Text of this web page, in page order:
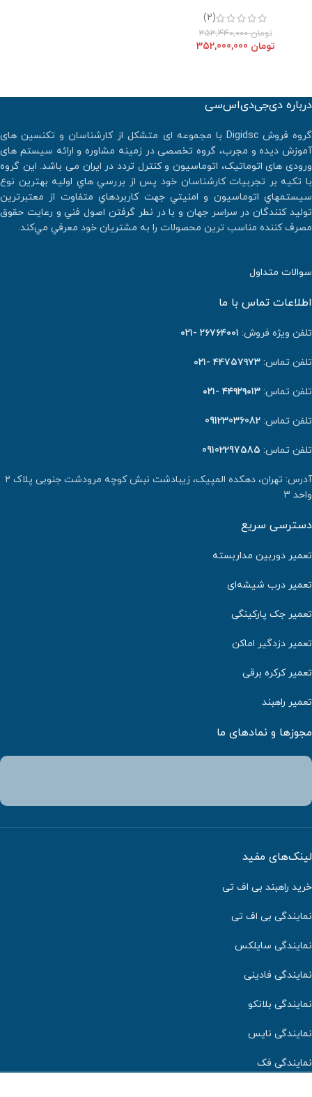
(2)
تومان353,440,000
تومان
درباره دی‌جی‌دی‌اس‌سی
گروه فروش Digidsc با مجموعه ای متشکل از کارشناسان و تکنسین های
آموزش دیده و مجرب، گروه تخصصی در زمینه مشاوره و ارائه سیستم های
ورودی های اتوماتیک، اتوماسیون و کنترل تردد در ایران می باشد. اين گروه
با تكيه بر تجربيات كارشناسان خود پس از بررسي هاي اوليه بهترين نوع
سيستمهاي اتوماسيون و امنيتي جهت كاربردهاي متفاوت از معتبرترين
توليد كنندگان در سراسر جهان و با در نطر گرفتن اصول فني و رعايت حقوق
مصرف كننده مناسب ترين محصولات را به مشتريان خود معرفي مي‌كند.
سوالات متداول
اطلاعات تماس با ما
تلفن ویژه فروش: ٢٦٧٦٤٠٠١ -۰۲۱
تلفن تماس: ۴۴۷۵۷۹۷۳ -۰۲۱
تلفن تماس: ۴۴۹۲۹۰۱۳ -۰۲۱
تلفن تماس: 09123036082
تلفن تماس: 09102297585
آدرس: تهران، دهکده المپیک، زیبادشت نبش کوچه مرودشت جنوبی پلاک ۲
واحد ۳
دسترسی سریع
تعمیر دوربین مداربسته
تعمیر درب شیشه‌ای
تعمیر جک پارکینگی
تعمیر دزدگیر اماکن
تعمیر کرکره برقی
تعمیر راهبند
مجوزها و نمادهای ما
لینک‌های مفید
خرید راهبند بی اف تی
نمایندگی بی اف تی
نمایندگی سایلکس
نمایندگی فادینی
نمایندگی بلانکو
نمایندگی نایس
نمایندگی فک